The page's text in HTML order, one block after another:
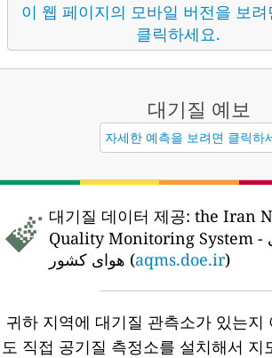
이 웹 페이지의 모바일 버전을 보
클릭하세요.
대기질 예보
자세한 예측을 보려면 클릭하
대기질 데이터 제공: the Iran
Quality Monitoring System - سامانه پایش کیفی
هوای کشور (aqms.doe.ir)
귀하 지역에 대기질 관측소가 있는지
도 직접 공기질 측정소를 설치해서 지